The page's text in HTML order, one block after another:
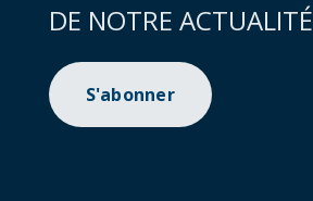
DE NOTRE ACTUALITÉ
S'abonner